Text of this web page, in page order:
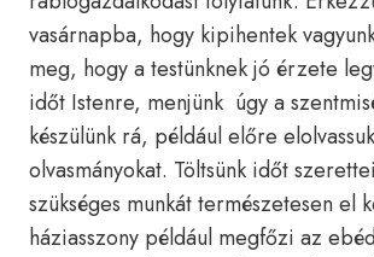
vasárnapba, hogy kipihentek
meg, hogy a testünknek jó érzete
időt Istenre, menjünk úgy a
készülünk rá, például előre
olvasmányokat. Töltsünk időt
szükséges munkát természetesen el
háziasszony például megfőzi az